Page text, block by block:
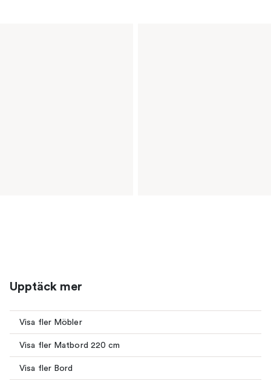
Upptäck mer
Visa fler Möbler
Visa fler Matbord 220 cm
Visa fler Bord